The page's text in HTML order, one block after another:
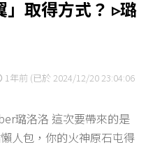
取得方式？ ▹璐
1年前 (已於 2024/12/20 23:04:06
璐洛洛 這次要帶來的是
人包，你的火神原石屯得